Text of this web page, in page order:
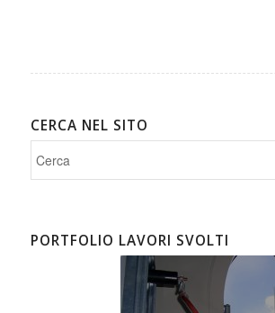
CERCA NEL SITO
PORTFOLIO LAVORI SVOLTI